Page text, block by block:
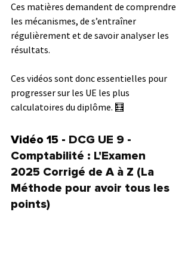
Ces matières demandent de comprendre
les mécanismes, de s’entraîner
régulièrement et de savoir analyser les
résultats.
Ces vidéos sont donc essentielles pour
progresser sur les UE les plus
calculatoires du diplôme. 🧮
Vidéo 15 - DCG UE 9 -
Comptabilité : L'Examen
2025 Corrigé de A à Z (La
Méthode pour avoir tous les
points)